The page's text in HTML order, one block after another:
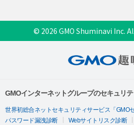
© 2026 GMO Shuminavi Inc.